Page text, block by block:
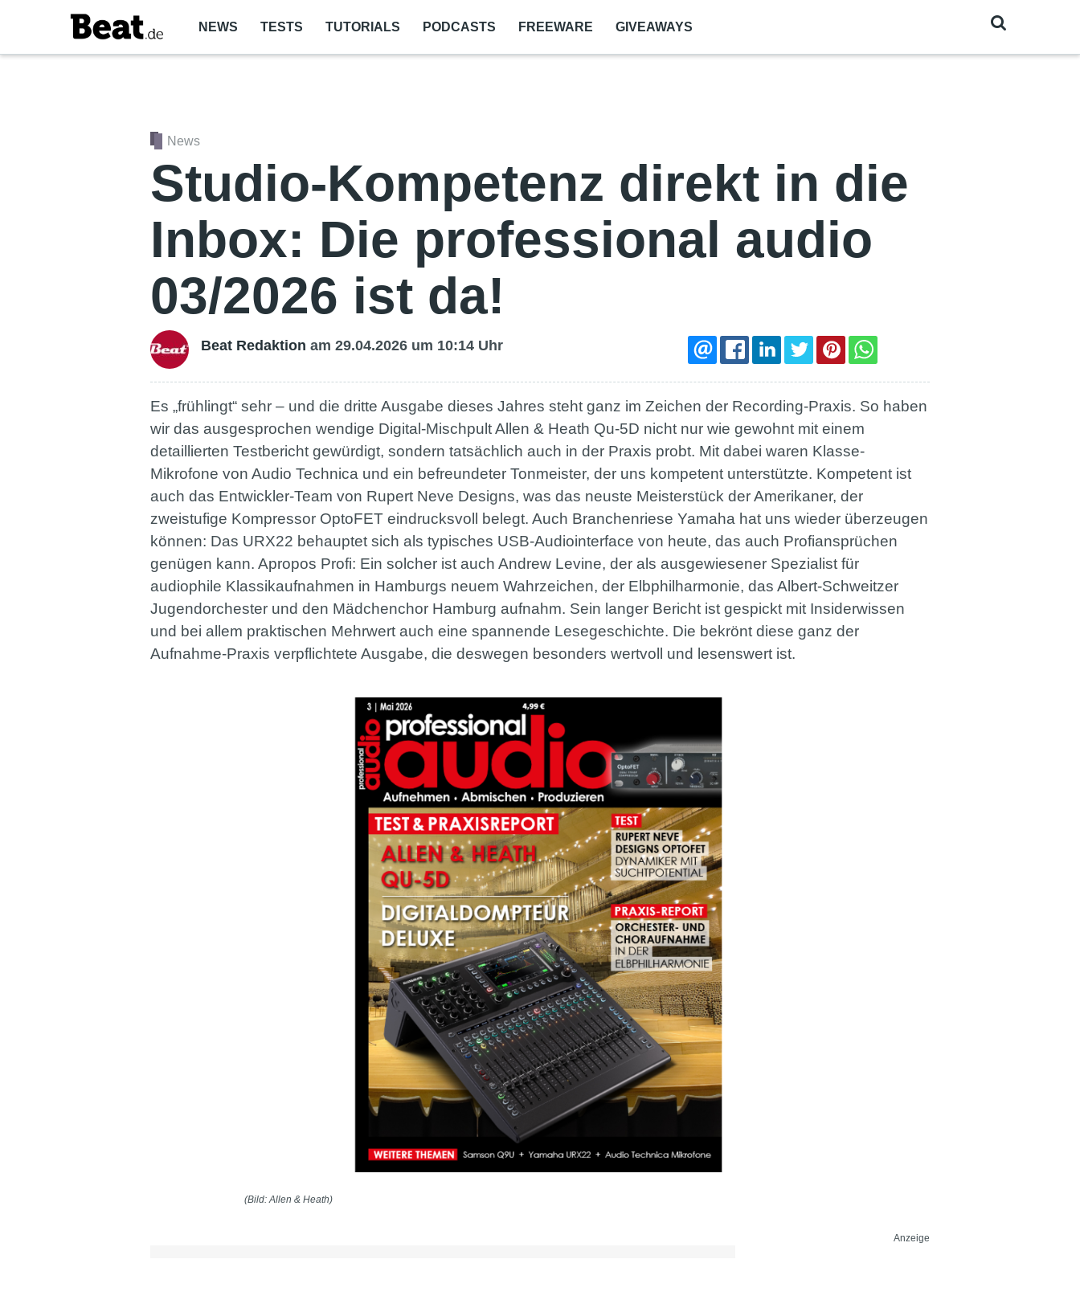
NEWS TESTS TUTORIALS PODCASTS FREEWARE GIVEAWAYS
News
Studio-Kompetenz direkt in die
Inbox: Die professional audio
03/2026 ist da!
Beat Redaktion am 29.04.2026 um 10:14 Uhr EMAIL FACEBOOKLINKEDINTWITTERPINTEREST
Es „frühlingt“ sehr – und die dritte Ausgabe dieses Jahres steht ganz im Zeichen der Recording-Praxis. So haben
wir das ausgesprochen wendige Digital-Mischpult Allen & Heath Qu-5D nicht nur wie gewohnt mit einem
detaillierten Testbericht gewürdigt, sondern tatsächlich auch in der Praxis probt. Mit dabei waren Klasse-
Mikrofone von Audio Technica und ein befreundeter Tonmeister, der uns kompetent unterstützte. Kompetent ist
auch das Entwickler-Team von Rupert Neve Designs, was das neuste Meisterstück der Amerikaner, der
zweistufige Kompressor OptoFET eindrucksvoll belegt. Auch Branchenriese Yamaha hat uns wieder überzeugen
können: Das URX22 behauptet sich als typisches USB-Audiointerface von heute, das auch Profiansprüchen
genügen kann. Apropos Profi: Ein solcher ist auch Andrew Levine, der als ausgewiesener Spezialist für
audiophile Klassikaufnahmen in Hamburgs neuem Wahrzeichen, der Elbphilharmonie, das Albert-Schweitzer
Jugendorchester und den Mädchenchor Hamburg aufnahm. Sein langer Bericht ist gespickt mit Insiderwissen
und bei allem praktischen Mehrwert auch eine spannende Lesegeschichte. Die bekrönt diese ganz der
Aufnahme-Praxis verpflichtete Ausgabe, die deswegen besonders wertvoll und lesenswert ist.
(Bild: Allen & Heath)
Anzeige